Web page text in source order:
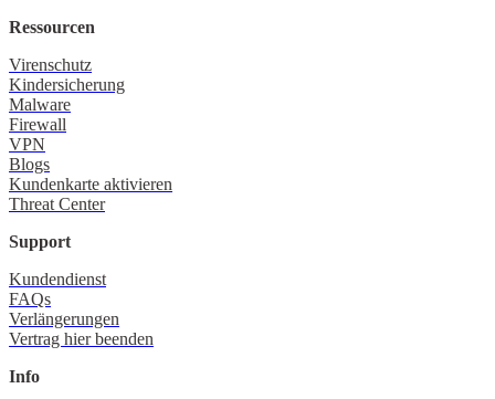
Ressourcen
Virenschutz
Kindersicherung
Malware
Firewall
VPN
Blogs
Kundenkarte aktivieren
Threat Center
Support
Kundendienst
FAQs
Verlängerungen
Vertrag hier beenden
Info